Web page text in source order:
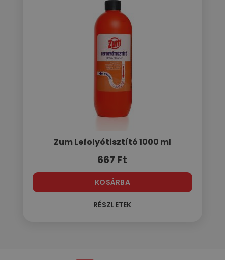
Zum Lefolyótisztító 1000 ml
667 Ft
KOSÁRBA
RÉSZLETEK